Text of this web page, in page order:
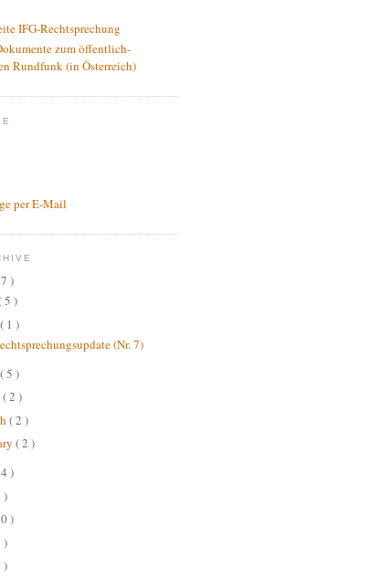
IFG-Rechtsprechung
zum öffentlich-
Rundfunk (in Österreich)
per E-Mail
)
5 )
( 1 )
(Nr. 7)
( 5 )
( 2 )
( 2 )
( 2 )
)
)
)
)
)